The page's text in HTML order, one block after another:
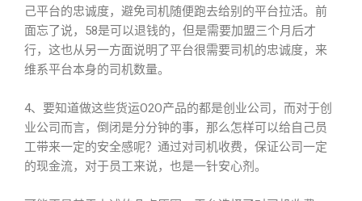
己平台的忠诚度，避免司机随便跑去给别的平台拉活。前
面忘了说，58是可以退钱的，但是需要加盟三个月后才
行，这也从另一方面说明了平台很需要司机的忠诚度，来
维系平台本身的司机数量。
4、要知道做这些货运O2O产品的都是创业公司，而对于创
业公司而言，倒闭是分分钟的事，那么怎样可以给自己员
工带来一定的安全感呢？通过对司机收费，保证公司一定
的现金流，对于员工来说，也是一针安心剂。